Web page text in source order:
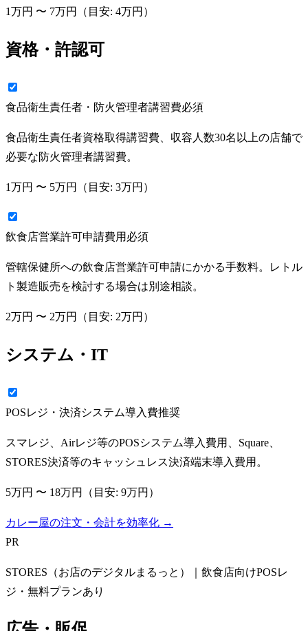
1万円 〜 7万円 （目安: 4万円 ）
資格・許認可
食品衛生責任者・防火管理者講習費必須
食品衛生責任者資格取得講習費、収容人数30名以上の店舗で
必要な防火管理者講習費。
1万円 〜 5万円 （目安: 3万円 ）
飲食店営業許可申請費用 必須
管轄保健所への飲食店営業許可申請にかかる手数料。レトル
ト製造販売を検討する場合は別途相談。
2万円 〜 2万円 （目安: 2万円 ）
システム・IT
POSレジ・決済システム導入費推奨
スマレジ、Airレジ等のPOSシステム導入費用、Square、
STORES決済等のキャッシュレス決済端末導入費用。
5万円 〜 18万円 （目安: 9万円 ）
カレー屋の注文・会計を効率化 →
PR
STORES（お店のデジタルまるっと）｜飲食店向けPOSレ
ジ・無料プランあり